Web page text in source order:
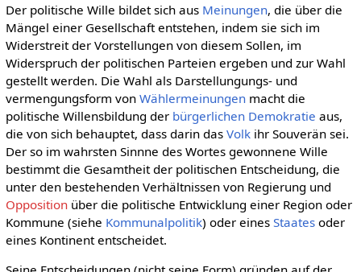
Der politische Wille bildet sich aus Meinungen, die über die
Mängel einer Gesellschaft entstehen, indem sie sich im
Widerstreit der Vorstellungen von diesem Sollen, im
Widerspruch der politischen Parteien ergeben und zur Wahl
gestellt werden. Die Wahl als Darstellungungs- und
vermengungsform von Wählermeinungenmacht die
politische Willensbildung der bürgerlichen Demokratie aus,
die von sich behauptet, dass darin das Volkihr Souverän sei.
Der so im wahrsten Sinnne des Wortes gewonnene Wille
bestimmt die Gesamtheit der politischen Entscheidung, die
unter den bestehenden Verhältnissen von Regierung und
Oppositionüber die politische Entwicklung einer Region oder
Kommune (siehe Kommunalpolitik) oder eines Staatesoder
eines Kontinent entscheidet.